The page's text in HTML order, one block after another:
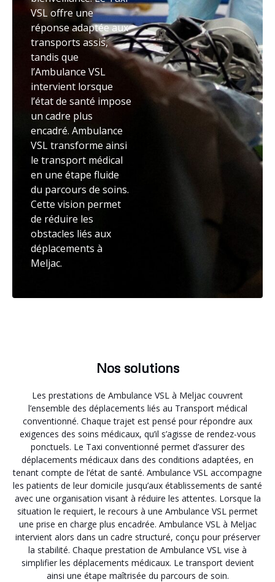
VSL offre une
réponse adaptée aux
transports assis,
tandis que
l’Ambulance VSL
intervient lorsque
l’état de santé impose
un cadre plus
encadré. Ambulance
VSL transforme ainsi
le transport médical
en une étape fluide
du parcours de soins.
Cette vision permet
de réduire les
obstacles liés aux
déplacements à
Meljac.
Nos solutions
Les prestations de Ambulance VSL à Meljac couvrent
l’ensemble des déplacements liés au Transport médical
conventionné. Chaque trajet est pensé pour répondre aux
exigences des soins médicaux, qu’il s’agisse de rendez-vous
ponctuels. Le Taxi conventionné permet d’assurer des
déplacements médicaux dans des conditions adaptées, en
tenant compte de l’état de santé. Ambulance VSL accompagne
les patients de leur domicile jusqu’aux établissements de santé
avec une organisation visant à réduire les attentes. Lorsque la
situation le requiert, le recours à une Ambulance VSL permet
une prise en charge plus encadrée. Ambulance VSL à Meljac
intervient alors dans un cadre structuré, conçu pour préserver
la stabilité. Chaque prestation de Ambulance VSL vise à
simplifier les déplacements médicaux. Le transport devient
ainsi une étape maîtrisée du parcours de soin.